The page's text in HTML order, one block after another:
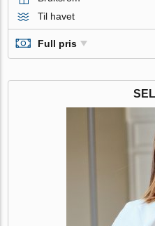
Til havet
Full pris